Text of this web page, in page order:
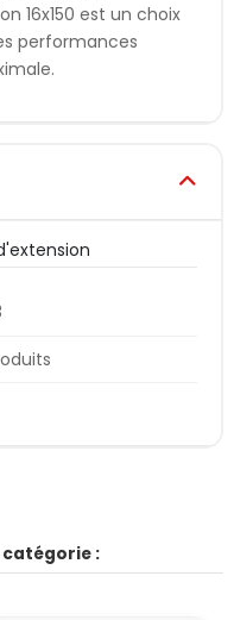
16x150 est un choix
performances
catégorie :